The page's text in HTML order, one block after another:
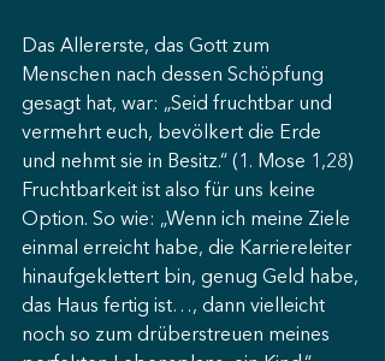
Das Allererste, das Gott zum
Menschen nach dessen Schöpfung
gesagt hat, war: „Seid fruchtbar und
vermehrt euch, bevölkert die Erde
und nehmt sie in Besitz.“ (1. Mose 1,28)
Fruchtbarkeit ist also für uns keine
Option. So wie: „Wenn ich meine Ziele
einmal erreicht habe, die Karriereleiter
hinaufgeklettert bin, genug Geld habe,
das Haus fertig ist…, dann vielleicht
noch so zum drüberstreuen meines